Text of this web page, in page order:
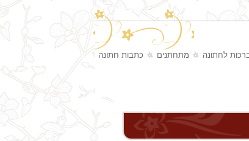
לחתונה מתחתנים
כתבות חתונה